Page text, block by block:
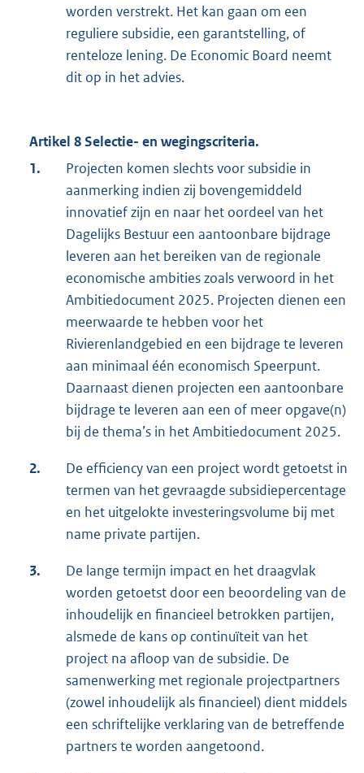
worden verstrekt. Het kan gaan om een
reguliere subsidie, een garantstelling, of
renteloze lening. De Economic Board neemt
dit op in het advies.
Artikel 8 Selectie- en wegingscriteria.
1.
Projecten komen slechts voor subsidie in
aanmerking indien zij bovengemiddeld
innovatief zijn en naar het oordeel van het
Dagelijks Bestuur een aantoonbare bijdrage
leveren aan het bereiken van de regionale
economische ambities zoals verwoord in het
Ambitiedocument 2025. Projecten dienen een
meerwaarde te hebben voor het
Rivierenlandgebied en een bijdrage te leveren
aan minimaal één economisch Speerpunt.
Daarnaast dienen projecten een aantoonbare
bijdrage te leveren aan een of meer opgave(n)
bij de thema’s in het Ambitiedocument 2025.
2.
De efficiency van een project wordt getoetst in
termen van het gevraagde subsidiepercentage
en het uitgelokte investeringsvolume bij met
name private partijen.
3.
De lange termijn impact en het draagvlak
worden getoetst door een beoordeling van de
inhoudelijk en financieel betrokken partijen,
alsmede de kans op continuïteit van het
project na afloop van de subsidie. De
samenwerking met regionale projectpartners
(zowel inhoudelijk als financieel) dient middels
een schriftelijke verklaring van de betreffende
partners te worden aangetoond.